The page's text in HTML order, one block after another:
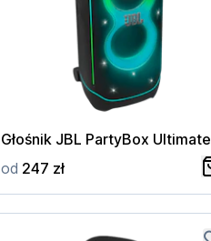
Głośnik JBL PartyBox Ultimate
od 247 zł